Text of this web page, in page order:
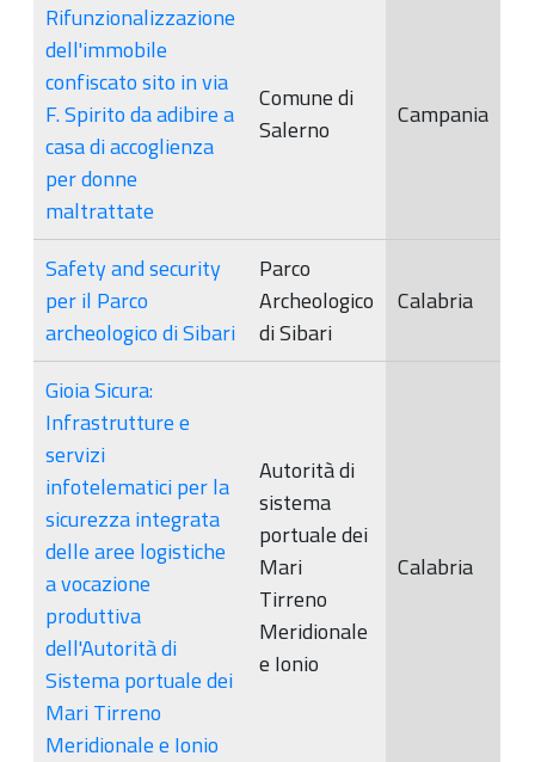
Rifunzionalizzazione
dell'immobile
confiscato sito in via
F. Spirito da adibire a
casa di accoglienza
per donne
maltrattate
Comune di
Salerno
Campania
Safety and security
per il Parco
archeologico di Sibari
Parco
Archeologico
di Sibari
Calabria
Gioia Sicura:
Infrastrutture e
servizi
infotelematici per la
sicurezza integrata
delle aree logistiche
a vocazione
produttiva
dell'Autorità di
Sistema portuale dei
Mari Tirreno
Meridionale e Ionio
Autorità di
sistema
portuale dei
Mari
Tirreno
Meridionale
e Ionio
Calabria